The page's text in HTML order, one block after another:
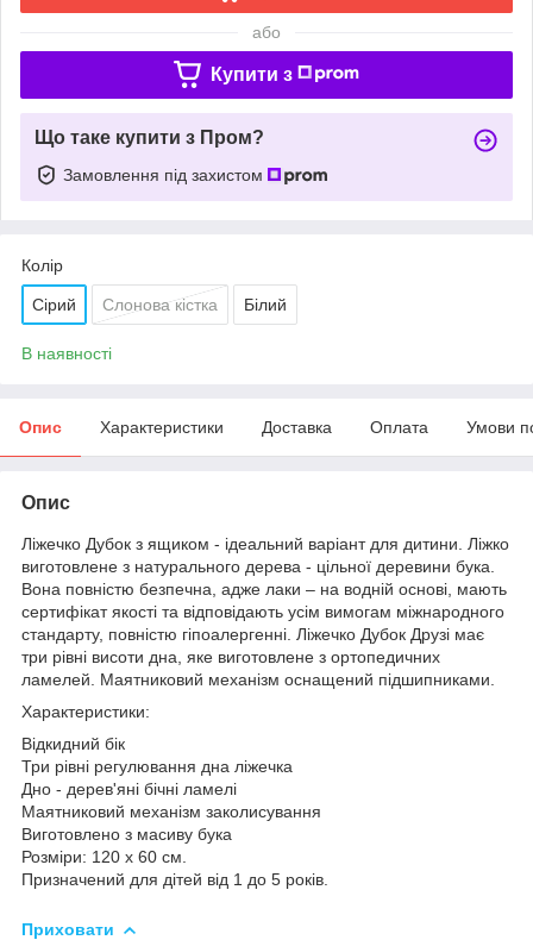
або
Купити з
Що таке купити з Пром?
Замовлення під захистом
Колір
Сірий Слонова кістка Білий
В наявності
Опис Характеристики Доставка Оплата Умови
Опис
Ліжечко Дубок з ящиком - ідеальний варіант для дитини. Ліжко
виготовлене з натурального дерева - цільної деревини бука.
Вона повністю безпечна, адже лаки – на водній основі, мають
сертифікат якості та відповідають усім вимогам міжнародного
стандарту, повністю гіпоалергенні. Ліжечко Дубок Друзі має
три рівні висоти дна, яке виготовлене з ортопедичних
ламелей. Маятниковий механізм оснащений підшипниками.
Характеристики:
Відкидний бік
Три рівні регулювання дна ліжечка
Дно - дерев'яні бічні ламелі
Маятниковий механізм заколисування
Виготовлено з масиву бука
Розміри: 120 х 60 см.
Призначений для дітей від 1 до 5 років.
Приховати